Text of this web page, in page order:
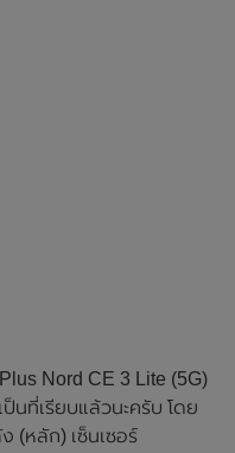
Nord CE 3 Lite (5G)
ป็นที่เรียบแล้วนะครับ โดย
(หลัก) เซ็นเซอร์